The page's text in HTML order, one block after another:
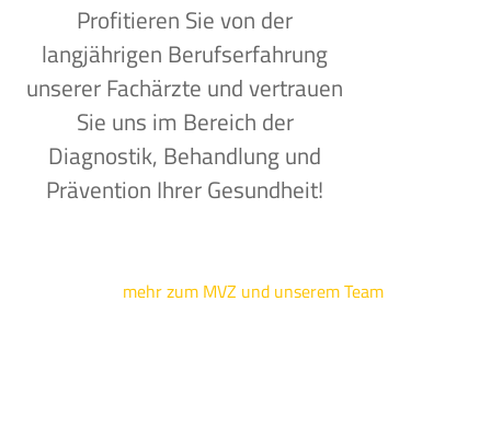
Profitieren Sie von der
langjährigen Berufserfahrung
unserer Fachärzte und vertrauen
Sie uns im Bereich der
Diagnostik, Behandlung und
Prävention Ihrer Gesundheit!
mehr zum MVZ und unserem Team